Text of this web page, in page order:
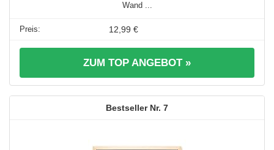
Wand ...
12,99 €
ZUM TOP ANGEBOT »
7